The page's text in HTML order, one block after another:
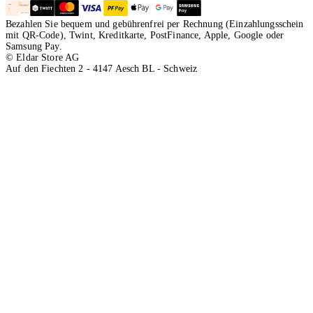
Bezahlen Sie bequem und gebührenfrei per Rechnung (Einzahlungsschein
mit QR-Code), Twint, Kreditkarte, PostFinance, Apple, Google oder
Samsung Pay.
© Eldar Store AG
Auf den Fiechten 2 - 4147 Aesch BL - Schweiz